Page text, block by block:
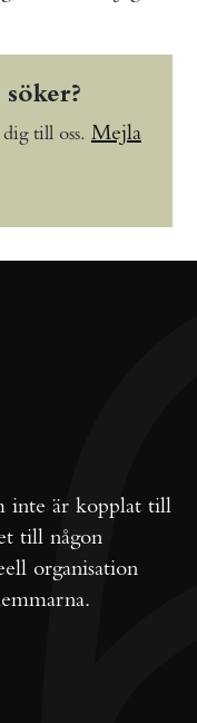
till oss. Mejla
inte är kopplat till
till någon
organisation